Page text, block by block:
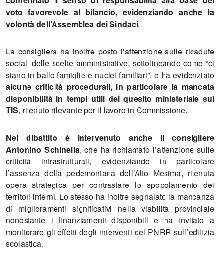
voto favorevole al bilancio, evidenziando anche la
volontà dell’Assemblea dei Sindaci.
La consigliera ha inoltre posto l’attenzione sulle ricadute
sociali delle scelte amministrative, sottolineando come “ci
siano in ballo famiglie e nuclei familiari”, e ha evidenziato
alcune criticità procedurali, in particolare la mancata
disponibilità in tempi utili del quesito ministeriale sui
TIS, ritenuto rilevante per il lavoro in Commissione.
Nel dibattito è intervenuto anche il consigliere
Antonino Schinella, che ha richiamato l’attenzione sulle
criticità infrastrutturali, evidenziando in particolare
l’assenza della pedemontana dell’Alto Mesima, ritenuta
opera strategica per contrastare lo spopolamento dei
territori interni. Lo stesso ha inoltre segnalato la mancanza
di miglioramenti significativi nella viabilità provinciale
nonostante i finanziamenti disponibili e ha invitato a
monitorare gli effetti degli interventi del PNRR sull’edilizia
scolastica.